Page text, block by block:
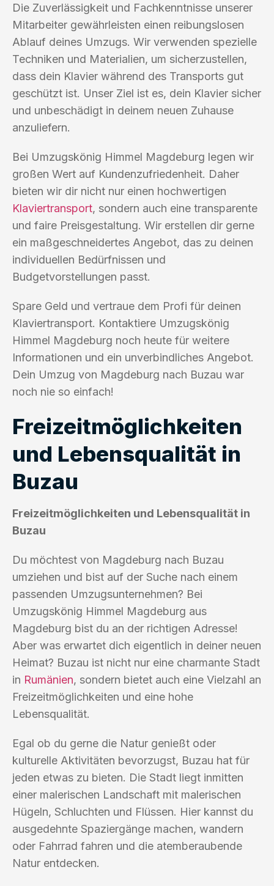
Die Zuverlässigkeit und Fachkenntnisse unserer
Mitarbeiter gewährleisten einen reibungslosen
Ablauf deines Umzugs. Wir verwenden spezielle
Techniken und Materialien, um sicherzustellen,
dass dein Klavier während des Transports gut
geschützt ist. Unser Ziel ist es, dein Klavier sicher
und unbeschädigt in deinem neuen Zuhause
anzuliefern.
Bei Umzugskönig Himmel Magdeburg legen wir
großen Wert auf Kundenzufriedenheit. Daher
bieten wir dir nicht nur einen hochwertigen
Klaviertransport, sondern auch eine transparente
und faire Preisgestaltung. Wir erstellen dir gerne
ein maßgeschneidertes Angebot, das zu deinen
individuellen Bedürfnissen und
Budgetvorstellungen passt.
Spare Geld und vertraue dem Profi für deinen
Klaviertransport. Kontaktiere Umzugskönig
Himmel Magdeburg noch heute für weitere
Informationen und ein unverbindliches Angebot.
Dein Umzug von Magdeburg nach Buzau war
noch nie so einfach!
Freizeitmöglichkeiten
und Lebensqualität in
Buzau
Freizeitmöglichkeiten und Lebensqualität in
Buzau
Du möchtest von Magdeburg nach Buzau
umziehen und bist auf der Suche nach einem
passenden Umzugsunternehmen? Bei
Umzugskönig Himmel Magdeburg aus
Magdeburg bist du an der richtigen Adresse!
Aber was erwartet dich eigentlich in deiner neuen
Heimat? Buzau ist nicht nur eine charmante Stadt
in Rumänien, sondern bietet auch eine Vielzahl an
Freizeitmöglichkeiten und eine hohe
Lebensqualität.
Egal ob du gerne die Natur genießt oder
kulturelle Aktivitäten bevorzugst, Buzau hat für
jeden etwas zu bieten. Die Stadt liegt inmitten
einer malerischen Landschaft mit malerischen
Hügeln, Schluchten und Flüssen. Hier kannst du
ausgedehnte Spaziergänge machen, wandern
oder Fahrrad fahren und die atemberaubende
Natur entdecken.